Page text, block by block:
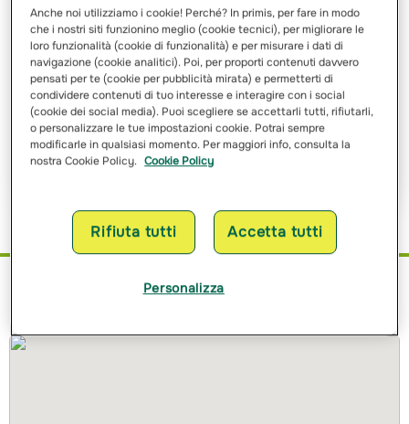
Email
Ho letto e ho compresol’informativa sulle finalitàe sulle
modalità del trattamento dei miei dati personali
Richiedi Preventivo
Anche noi utilizziamo i cookie! Perché? In primis, per fare in modo
che i nostri siti funzionino meglio (cookie tecnici), per migliorare le
loro funzionalità (cookie di funzionalità) e per misurare i dati di
navigazione (cookie analitici). Poi, per proporti contenuti davvero
pensati per te (cookie per pubblicità mirata) e permetterti di
condividere contenuti di tuo interesse e interagire con i social
(cookie dei social media). Puoi scegliere se accettarli tutti, rifiutarli,
o personalizzare le tue impostazioni cookie. Potrai sempre
modificarle in qualsiasi momento. Per maggiori info, consulta la
nostra Cookie Policy. Cookie Policy
Rifiuta tutti Accetta tutti
Personalizza